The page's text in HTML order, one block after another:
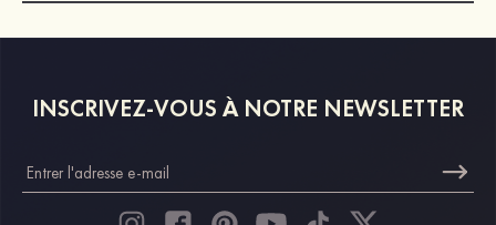
INSCRIVEZ-VOUS À NOTRE NEWSLETTER